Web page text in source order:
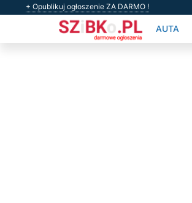
+ Opublikuj ogłoszenie ZA DARMO !
AUTA